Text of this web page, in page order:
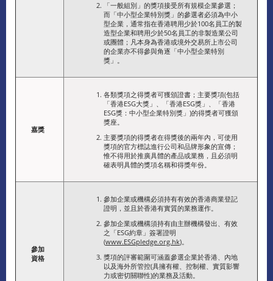
「一般組別」的獎項接受所有規模企業參選；
而「中小型企業特別獎」的參選者必須為中小
型企業，通常指在香港聘用少於100名員工的製
造型企業和聘用少於50名員工的非製造業公司
或團體；凡本身為香港或境外交易所上市公司
的企業亦不得參與角逐「中小型企業特別
獎」。
嘉獎
各類獎項之得獎者可獲頒證書；主要獎項(包括
「香港ESG大獎」、「香港ESG獎」、「香港
ESG獎：中小型企業特別獎」)的得獎者可獲頒
獎座。
主要獎項的得獎者在得獎後的兩年內，可使用
獎項的官方標誌進行公司和品牌形象的宣傳；
惟不得用於推廣具體的產品或業務，且必須明
確表明具體的獎項名稱和得獎年份。
參加
資格
參加企業或機構必須持有有效的香港商業登記
證明，並且於香港有實質的業務運作。
參加企業或機構須持有由主辦機構發出、有效
之「ESG約章」簽署證明
(www.ESGpledge.org.hk)。
獎項的評審範圍可涵蓋參選企業於香港、內地
以及海外所管控(具擁有權、控制權、實質影響
力或密切關聯性)的業務及活動。